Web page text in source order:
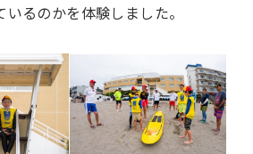
るのかを体験しました。